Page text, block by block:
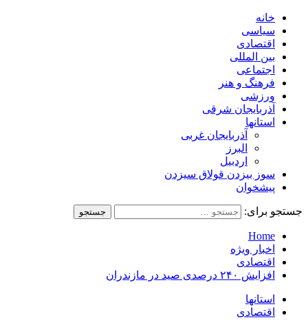
خانه
سیاسی
اقتصادی
بین المللی
اجتماعی
فرهنگ و هنر
ورزشی
آذربایجان شرقی
استانها
آذربایجان غربی
البرز
اردبیل
سوز بیزدن قولاق سیزدن
پیشخوان
جستجو برای:
Home
اخبار ویژه
اقتصادی
افزایش ۲۴۰ درصدی صید در مازندران
استانها
اقتصادی